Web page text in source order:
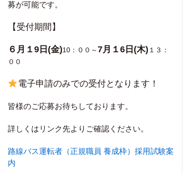
募が可能です。
【受付期間】
６月１9日(金)10：００～7月１6日(木) １３：
００
電子申請のみでの受付となります！
皆様のご応募お待ちしております。
詳しくはリンク先よりご確認ください。
路線バス運転者（正規職員 養成枠）採用試験案
内